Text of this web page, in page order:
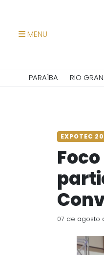
MENU
PARAÍBA RIO
EXPOTEC
07 de agosto